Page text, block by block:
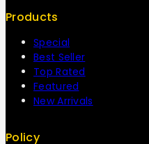
Products
Special
Best Seller
Top Rated
Featured
New Arrivals
Policy